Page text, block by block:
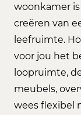
woonkamer
creëren van
leefruimte.
voor jou het
loopruimte,
meubels,
wees flexibel